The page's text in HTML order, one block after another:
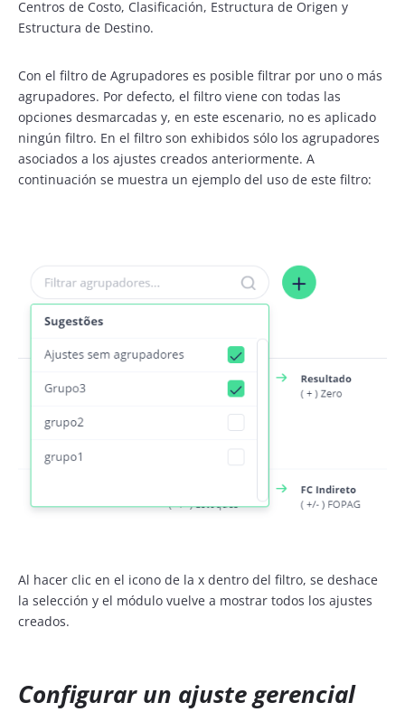
Centros de Costo, Clasificación, Estructura de Origen y
Estructura de Destino.
Con el filtro de Agrupadores es posible filtrar por uno o más
agrupadores. Por defecto, el filtro viene con todas las
opciones desmarcadas y, en este escenario, no es aplicado
ningún filtro. En el filtro son exhibidos sólo los agrupadores
asociados a los ajustes creados anteriormente. A
continuación se muestra un ejemplo del uso de este filtro:
Al hacer clic en el icono de la x dentro del filtro, se deshace
la selección y el módulo vuelve a mostrar todos los ajustes
creados.
Configurar un ajuste gerencial